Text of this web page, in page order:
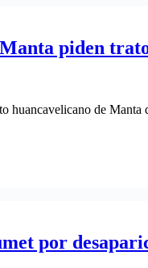
piden
huancavelicano de
por